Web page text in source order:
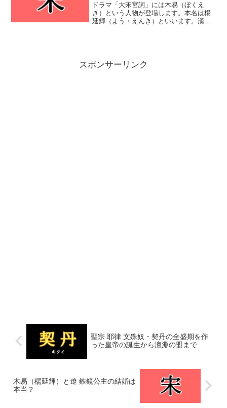
ドラマ「大宋宮詞」には木易（ぼくえ
き）という人物が登場します。本名は楊
延輝（よう・えんき）といいます。漢人
スポンサーリンク
聖宗 耶律 文殊奴・契丹の全盛期を作
った皇帝の誕生から澶淵の盟まで
木易（楊延輝）と遼 鉄鏡公主の結婚は
本当？